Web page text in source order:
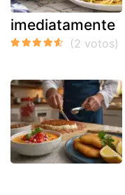
imediatamente